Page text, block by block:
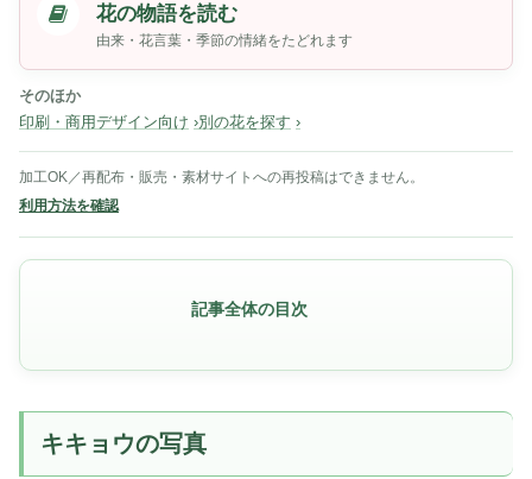
花の物語を読む
由来・花言葉・季節の情緒をたどれます
そのほか
印刷・商用デザイン向け
別の花を探す
加工OK／再配布・販売・素材サイトへの再投稿はできません。
利用方法を確認
記事全体の目次
キキョウの写真